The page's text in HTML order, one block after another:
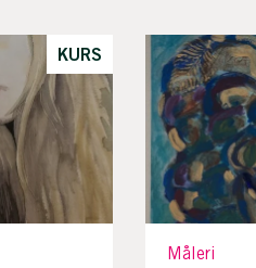
KURS
Måleri